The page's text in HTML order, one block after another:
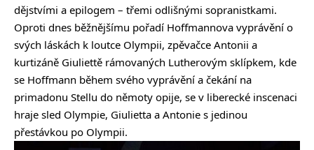
dějstvími a epilogem – třemi odlišnými sopranistkami.
Oproti dnes běžnějšímu pořadí Hoffmannova vyprávění o
svých láskách k loutce Olympii, zpěvačce Antonii a
kurtizáně Giuliettě rámovaných Lutherovým sklípkem, kde
se Hoffmann během svého vyprávění a čekání na
primadonu Stellu do němoty opije, se v liberecké inscenaci
hraje sled Olympie, Giulietta a Antonie s jedinou
přestávkou po Olympii.